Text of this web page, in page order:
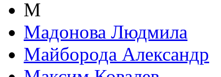
М
Мадонова Людмила
Майборода Александр